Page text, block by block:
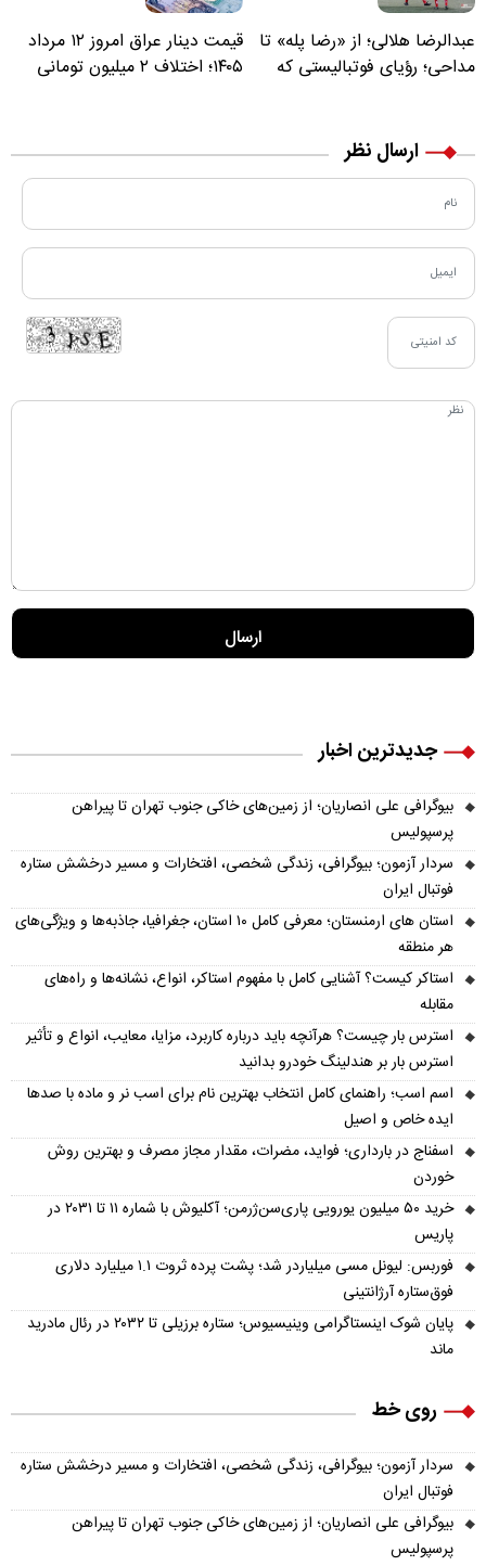
عبدالرضا هلالی؛ از «رضا پله» تا
مداحی؛ رؤیای فوتبالیستی که
قیمت دینار عراق امروز ۱۲ مرداد
۱۴۰۵؛ اختلاف ۲ میلیون تومانی
ارسال نظر
جدیدترین اخبار
بیوگرافی علی انصاریان؛ از زمین‌های خاکی جنوب تهران تا پیراهن
پرسپولیس
سردار آزمون؛ بیوگرافی، زندگی شخصی، افتخارات و مسیر درخشش ستاره
فوتبال ایران
استان های ارمنستان؛ معرفی کامل ۱۰ استان، جغرافیا، جاذبه‌ها و ویژگی‌های
هر منطقه
استاکر کیست؟ آشنایی کامل با مفهوم استاکر، انواع، نشانه‌ها و راه‌های
مقابله
استرس بار چیست؟ هرآنچه باید درباره کاربرد، مزایا، معایب، انواع و تأثیر
استرس بار بر هندلینگ خودرو بدانید
اسم اسب؛ راهنمای کامل انتخاب بهترین نام برای اسب نر و ماده با صدها
ایده خاص و اصیل
اسفناج در بارداری؛ فواید، مضرات، مقدار مجاز مصرف و بهترین روش
خوردن
خرید ۵۰ میلیون یورویی پاری‌سن‌ژرمن؛ آکلیوش با شماره ۱۱ تا ۲۰۳۱ در
پاریس
فوربس: لیونل مسی میلیاردر شد؛ پشت پرده ثروت ۱.۱ میلیارد دلاری
فوق‌ستاره آرژانتینی
پایان شوک اینستاگرامی وینیسیوس؛ ستاره برزیلی تا ۲۰۳۲ در رئال مادرید
ماند
روی خط
سردار آزمون؛ بیوگرافی، زندگی شخصی، افتخارات و مسیر درخشش ستاره
فوتبال ایران
بیوگرافی علی انصاریان؛ از زمین‌های خاکی جنوب تهران تا پیراهن
پرسپولیس